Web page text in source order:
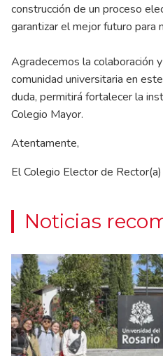
construcción de un proceso
garantizar el mejor futuro para
Agradecemos la colaboración
comunidad universitaria en
duda, permitirá fortalecer la
Colegio Mayor.
Atentamente,
El Colegio Elector de Rector(a)
Noticias